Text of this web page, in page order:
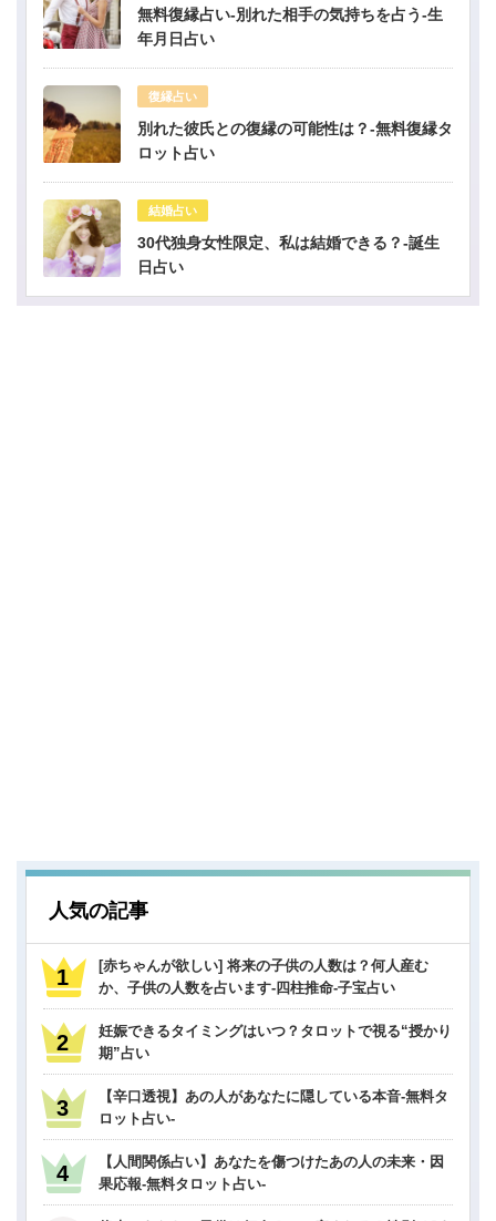
無料復縁占い-別れた相手の気持ちを占う-生
年月日占い
復縁占い
別れた彼氏との復縁の可能性は？-無料復縁タ
ロット占い
結婚占い
30代独身女性限定、私は結婚できる？-誕生
日占い
人気の記事
[赤ちゃんが欲しい] 将来の子供の人数は？何人産む
か、子供の人数を占います-四柱推命-子宝占い
妊娠できるタイミングはいつ？タロットで視る“授かり
期”占い
【辛口透視】あの人があなたに隠している本音-無料タ
ロット占い-
【人間関係占い】あなたを傷つけたあの人の未来・因
果応報-無料タロット占い-